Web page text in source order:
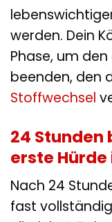
werden. Dein
Phase, um
beenden, den
Stoffwechsel
24 Stunden
erste
Nach 24
fast